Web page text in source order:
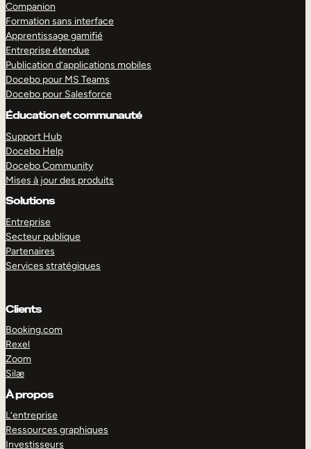
Companion
Formation sans interface
Apprentissage gamifié
Entreprise étendue
Publication d’applications mobiles
Docebo pour MS Teams
Docebo pour Salesforce
Éducation et communauté
Support Hub
Docebo Help
Docebo Community
Mises à jour des produits
Solutions
Entreprise
Secteur publique
Partenaires
Services stratégiques
Clients
Booking.com
Rexel
Zoom
Silæ
À propos
L’entreprise
Ressources graphiques
Investisseurs